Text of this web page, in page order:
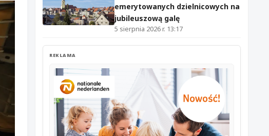
emerytowanych dzielnicowych na
jubileuszową galę
5 sierpnia 2026 r. 13:17
REKLAMA